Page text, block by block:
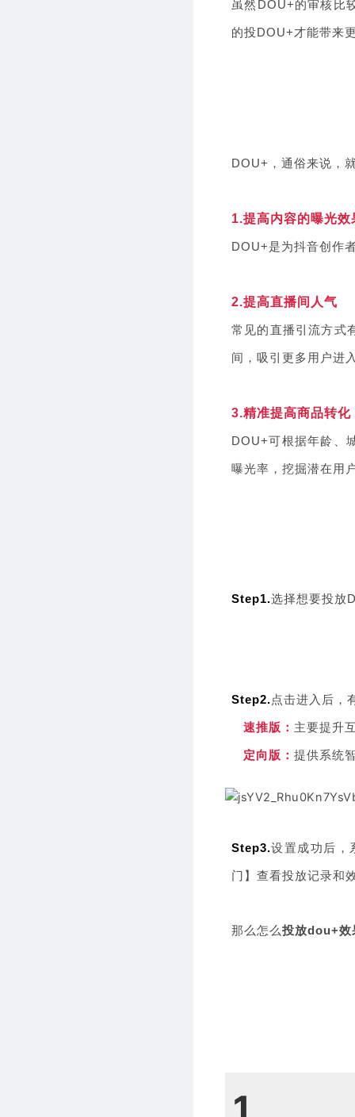
虽然DOU+的审核比
的投DOU+才能带来
DOU+，通俗来说，
1.提高内容的曝光效
DOU+是为抖音创作
2.提高直播间人气
常见的直播引流方式
间，吸引更多用户进
3.精准提高商品转化
DOU+可根据年龄、
曝光率，挖掘潜在用
Step1.选择想要投放
Step2.点击进入后，
速推版： 主要提升
定向版： 提供系统
Step3.设置成功后，
门】查看投放记录和
那么怎么投放dou+效